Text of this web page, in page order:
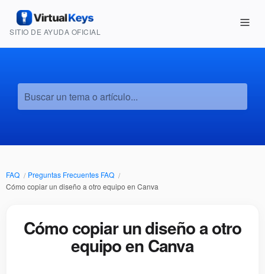
SITIO DE AYUDA OFICIAL
Buscar un tema o artículo...
FAQ
Preguntas Frecuentes FAQ
Cómo copiar un diseño a otro equipo en Canva
Cómo copiar un diseño a otro
equipo en Canva